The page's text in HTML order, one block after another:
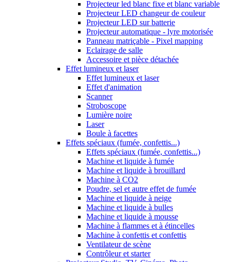
Projecteur led blanc fixe et blanc variable
Projecteur LED changeur de couleur
Projecteur LED sur batterie
Projecteur automatique - lyre motorisée
Panneau matriçable - Pixel mapping
Eclairage de salle
Accessoire et pièce détachée
Effet lumineux et laser
Effet lumineux et laser
Effet d'animation
Scanner
Stroboscope
Lumière noire
Laser
Boule à facettes
Effets spéciaux (fumée, confettis...)
Effets spéciaux (fumée, confettis...)
Machine et liquide à fumée
Machine et liquide à brouillard
Machine à CO2
Poudre, sel et autre effet de fumée
Machine et liquide à neige
Machine et liquide à bulles
Machine et liquide à mousse
Machine à flammes et à étincelles
Machine à confettis et confettis
Ventilateur de scène
Contrôleur et starter